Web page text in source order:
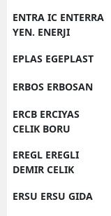
ENTRA IC ENTERRA
YEN. ENERJI
EPLAS EGEPLAST
ERBOS ERBOSAN
ERCB ERCIYAS
CELIK BORU
EREGL EREGLI
DEMIR CELIK
ERSU ERSU GIDA